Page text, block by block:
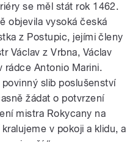
se měl stát rok 1462.
objevila vysoká česká
z Postupic, jejími členy
Václav z Vrbna, Václav
rádce Antonio Marini.
slib poslušenství
žádat o potvrzení
mistra Rokycany na
v pokoji a klidu, a